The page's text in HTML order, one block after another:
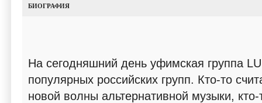
БИОГРАФИЯ
На сегодняшний день уфимская группа
популярных российских групп. Кто-то
новой волны альтернативной музыки,